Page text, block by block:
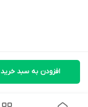
افزودن به سبد خرید